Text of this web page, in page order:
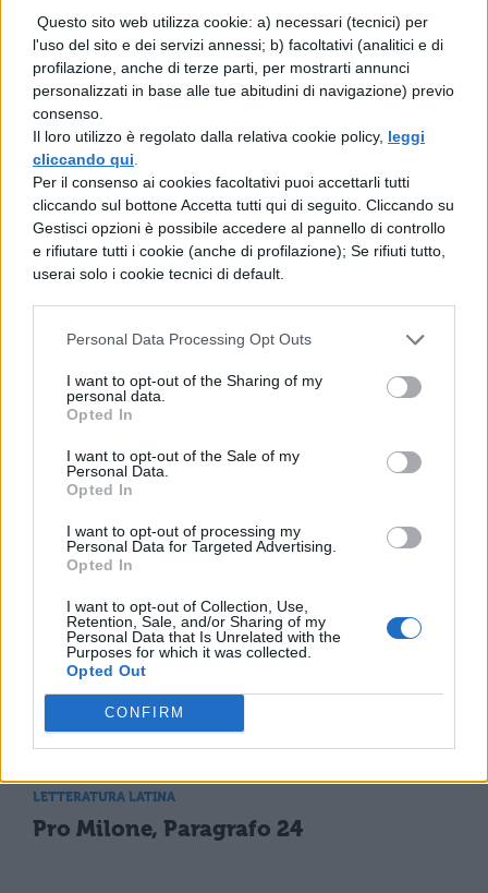
Questo sito web utilizza cookie: a) necessari (tecnici) per
l'uso del sito e dei servizi annessi; b) facoltativi (analitici e di
profilazione, anche di terze parti, per mostrarti annunci
personalizzati in base alle tue abitudini di navigazione) previo
consenso.
Il loro utilizzo è regolato dalla relativa cookie policy, leggi
cliccando qui
Per il consenso ai cookies facoltativi puoi accettarli tutti
cliccando sul bottone Accetta tutti qui di seguito. Cliccando su
Gestisci opzioni è possibile accedere al pannello di controllo
e rifiutare tutti i cookie (anche di profilazione); Se rifiuti tutto,
userai solo i cookie tecnici di default.
Personal Data Processing Opt Outs
I want to opt-out of the Sharing of my
personal data.
Opted In
I want to opt-out of the Sale of my
Personal Data.
Opted In
I want to opt-out of processing my
Personal Data for Targeted Advertising.
Opted In
I want to opt-out of Collection, Use,
Retention, Sale, and/or Sharing of my
Personal Data that Is Unrelated with the
Purposes for which it was collected.
Opted Out
CONFIRM
concittadini godano di un governo
tranquillo, ma senza di me, dal momento
che non mi è lecito fruire insieme a loro di
un bene, di cui sono debitori nei miei
confronti. Mi allontanerò, me ne andrò via.
Se non mi sarà consentito di godere d'una
patria benevola, almeno vivrò lontano da
una patria malvagia e, non appena
giungerò in una città libera e ben
governata, lì mi fermerò".
TI POTREBBE INTERESSARE
Pro Milone, Paragrafo 6
LETTERATURA LATINA
Pro Milone, Paragrafo 8
LETTERATURA LATINA
Pro Milone, Paragrafo 24